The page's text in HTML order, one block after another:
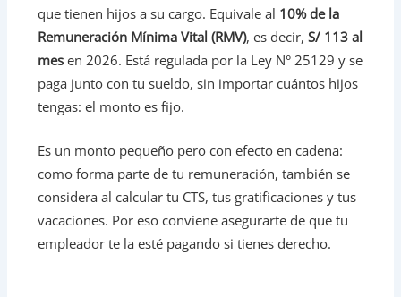
que tienen hijos a su cargo. Equivale al 10% de la
Remuneración Mínima Vital (RMV), es decir,S/ 113 al
mes en 2026. Está regulada por la Ley N° 25129 y se
paga junto con tu sueldo, sin importar cuántos hijos
tengas: el monto es fijo.
Es un monto pequeño pero con efecto en cadena:
como forma parte de tu remuneración, también se
considera al calcular tu CTS, tus gratificaciones y tus
vacaciones. Por eso conviene asegurarte de que tu
empleador te la esté pagando si tienes derecho.